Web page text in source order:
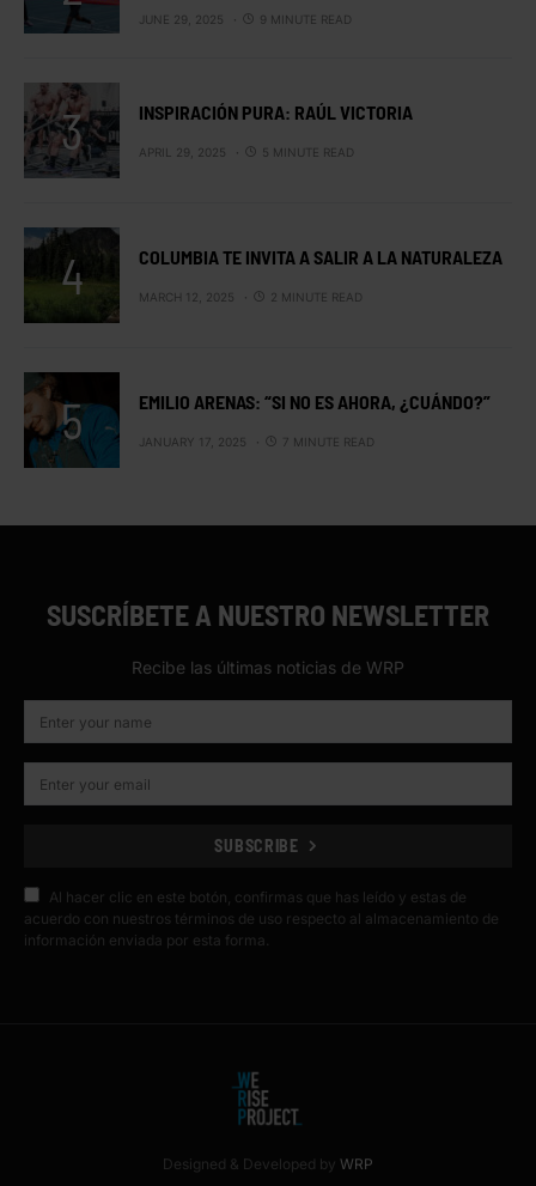
JUNE 29, 2025 9 MINUTE READ
INSPIRACIÓN PURA: RAÚL VICTORIA
APRIL 29, 2025 5 MINUTE READ
COLUMBIA TE INVITA A SALIR A LA NATURALEZA
MARCH 12, 2025 2 MINUTE READ
EMILIO ARENAS: “SI NO ES AHORA, ¿CUÁNDO?”
JANUARY 17, 2025 7 MINUTE READ
SUSCRÍBETE A NUESTRO NEWSLETTER
Recibe las últimas noticias de WRP
SUBSCRIBE
Al hacer clic en este botón, confirmas que has leído y estas de
acuerdo con nuestros términos de uso respecto al almacenamiento de
información enviada por esta forma.
Designed & Developed by WRP